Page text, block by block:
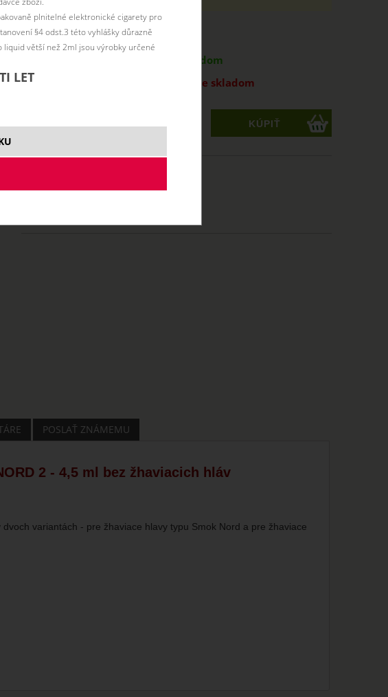
Vyberte variantu:
skladom
nie je skladom
POSLAŤ ZNÁMEMU
2 - 4,5 ml bez žhaviacich hláv
variantách - pre žhaviace hlavy typu Smok Nord a pre žhaviace
plnitelné elektronické cigarety pro
§4 odst.3 této vyhlášky důrazně
větší než 2ml jsou výrobky určené
LET